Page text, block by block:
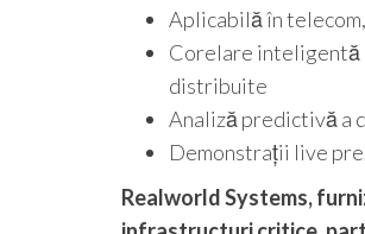
Aplicabilă în
Corelare inteligentă
distribuite
Analiză predictivă a
Demonstrații live
Realworld Systems,